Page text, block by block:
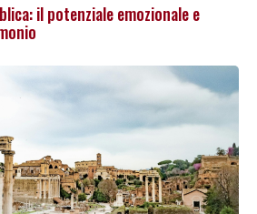
il potenziale emozionale e